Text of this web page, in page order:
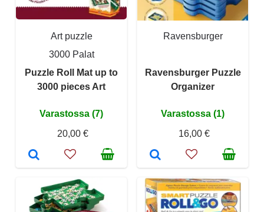
Art puzzle
3000 Palat
Puzzle Roll Mat up to
3000 pieces Art
Varastossa (7)
20,00 €
Ravensburger
Ravensburger Puzzle
Organizer
Varastossa (1)
16,00 €